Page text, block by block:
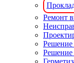
Ремонт
Решение
Решение